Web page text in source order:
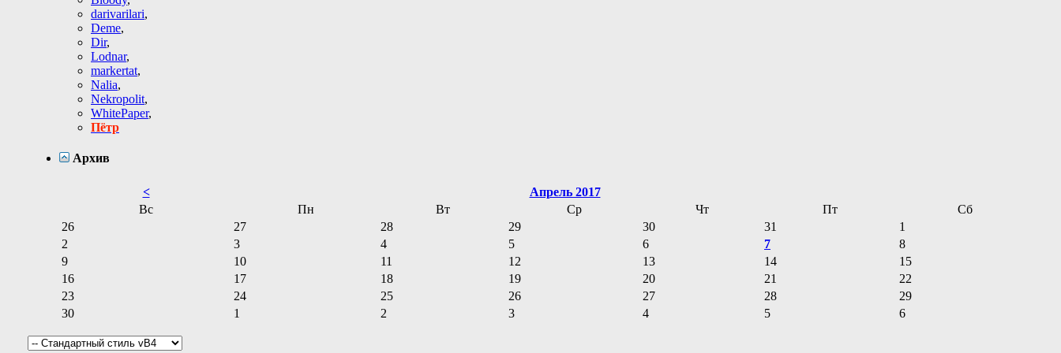
darivarilari,
Deme,
Dir,
Lodnar,
markertat,
Nalia,
Nekropolit,
WhitePaper,
Пётр
Архив
<
Апрель 2017
Вс
Пн Вт Ср Чт Пт
Сб
26
27 28 29 30 31
1
2
3 4 5 6 7
8
9
10 11 12 13 14
15
16
17 18 19 20 21
22
23
24 25 26 27 28
29
30
1 2 3 4 5 6